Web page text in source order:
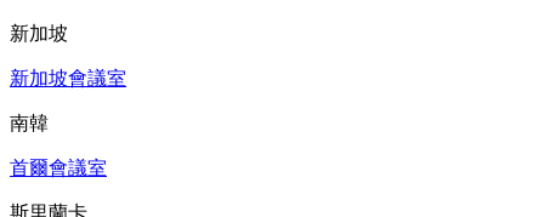
新加坡
新加坡會議室
南韓
首爾會議室
斯里蘭卡